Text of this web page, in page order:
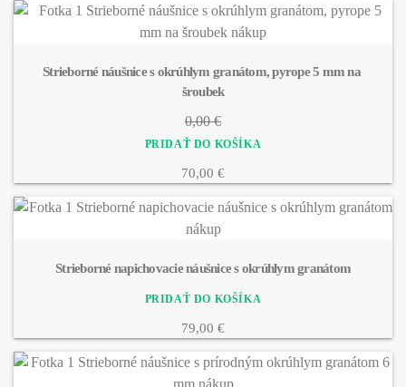
Strieborné náušnice s okrúhlym granátom, pyrope 5 mm na
šroubek
0,00 €
70,00 €
Strieborné napichovacie náušnice s okrúhlym granátom
79,00 €